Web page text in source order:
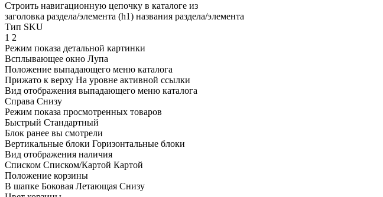
Строить навигационную цепочку в каталоге из
заголовка раздела/элемента (h1) названия раздела/элемента
Тип SKU
1 2
Режим показа детальной картинки
Всплывающее окно Лупа
Положение выпадающего меню каталога
Прижато к верху На уровне активной ссылки
Вид отображения выпадающего меню каталога
Справа Снизу
Режим показа просмотренных товаров
Быстрый Стандартный
Блок ранее вы смотрели
Вертикальные блоки Горизонтальные блоки
Вид отображения наличия
Списком Списком/Картой Картой
Положение корзины
В шапке Боковая Летающая Снизу